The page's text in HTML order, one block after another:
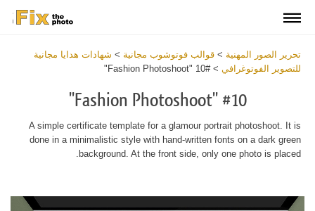
تحرير الصور المهنية > قوالب فوتوشوب مجانية > شهادات هدايا مجانية
للتصوير الفوتوغرافي >
#10 "Fashion Photoshoot"
#10 "Fashion Photoshoot"
A simple certificate template for a glamour portrait photoshoot. It is
done in a minimalistic style with hand-written fonts on a dark green
background. At the front side, only one photo is placed.
Warning